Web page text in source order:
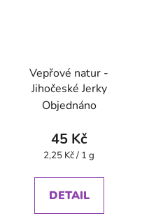
Vepřové natur -
Jihočeské Jerky
Objednáno
45 Kč
Měrná
2,25 Kč / 1 g
DETAIL